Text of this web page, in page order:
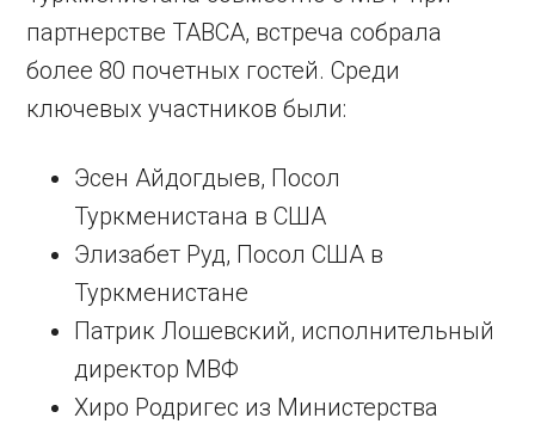
партнерстве TABCA, встреча собрала
более 80 почетных гостей. Среди
ключевых участников были:
Эсен Айдогдыев, Посол
Туркменистана в США
Элизабет Руд, Посол США в
Туркменистане
Патрик Лошевский, исполнительный
директор МВФ
Хиро Родригес из Министерства